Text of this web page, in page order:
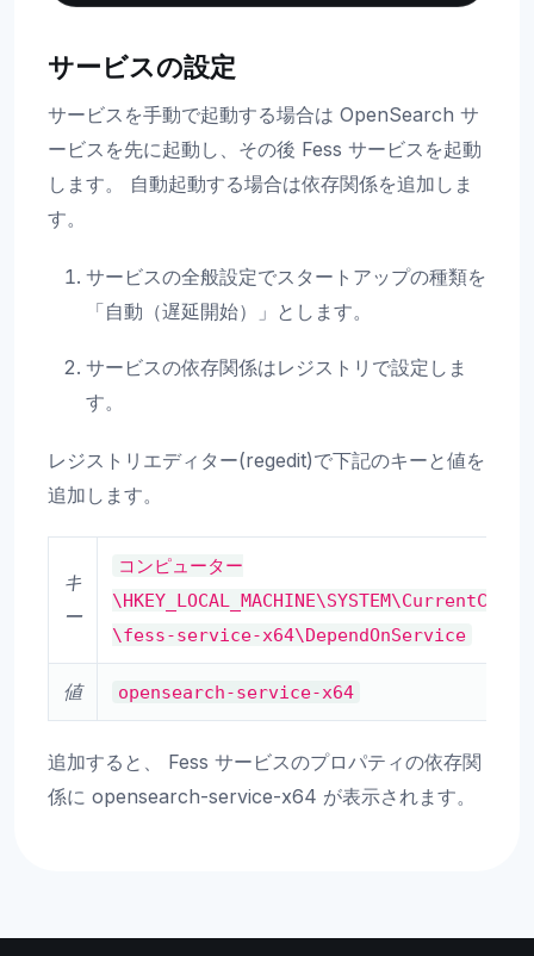
サービスの設定
サービスを手動で起動する場合は OpenSearch サ
ービスを先に起動し、その後 Fess サービスを起動
します。 自動起動する場合は依存関係を追加しま
す。
サービスの全般設定でスタートアップの種類を
「自動（遅延開始）」とします。
サービスの依存関係はレジストリで設定しま
す。
レジストリエディター(regedit)で下記のキーと値を
追加します。
キ
ー
コンピューター
\fess-service-x64\DependOnService
値 opensearch-service-x64
追加すると、 Fess サービスのプロパティの依存関
係に opensearch-service-x64 が表示されます。